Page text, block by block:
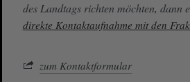
des Landtags richten möchten, dann
direkte Kontaktaufnahme mit den
zum Kontaktformular